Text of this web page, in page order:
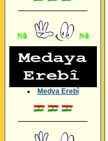
Medya Erebî